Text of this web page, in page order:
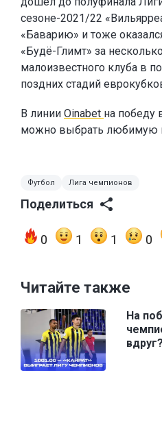
сезоне-2021/22
«Баварию» и тоже
«Будё-Глимт» за
малоизвестного клуба в
поздних стадий
В линии Oinabet на победу
можно выбрать любимую
Футбол Лига чемпионов
Поделиться
0 1 1 0
Читайте также
На
вдруг?